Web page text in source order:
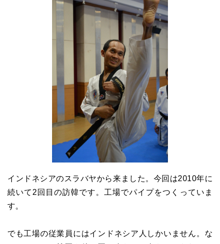
インドネシアのスラバヤから来ました。今回は2010年に
続いて2回目の訪韓です。工場でパイプをつくっていま
す。
でも工場の従業員にはインドネシア人しかいません。な